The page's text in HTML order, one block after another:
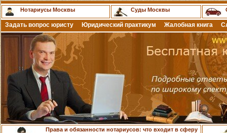
Нотариусы Москвы Суды Москвы
Задать вопрос юристу Юридический практикум Жалобная книга
Права и обязанности нотариусов: что входит в сферу